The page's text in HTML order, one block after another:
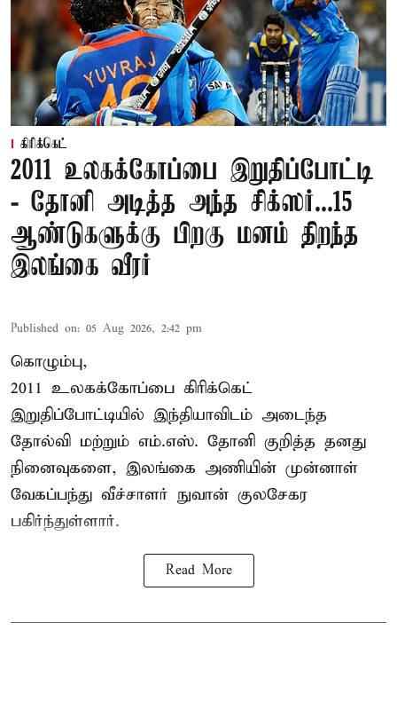
கிரிக்கெட்
2011 உலகக்கோப்பை இறுதிப்போட்டி
- தோனி அடித்த அந்த சிக்ஸர்...15
ஆண்டுகளுக்கு பிறகு மனம் திறந்த
இலங்கை வீரர்
Published on: 05 Aug 2026, 2:42 pm
கொழும்பு,
2011 உலகக்கோப்பை கிரிக்கெட்
இறுதிப்போட்டியில் இந்தியாவிடம் அடைந்த
தோல்வி மற்றும் எம்.எஸ். தோனி குறித்த தனது
நினைவுகளை, இலங்கை அணியின் முன்னாள்
வேகப்பந்து வீச்சாளர் நுவான் குலசேகர
பகிர்ந்துள்ளார்.
Read More